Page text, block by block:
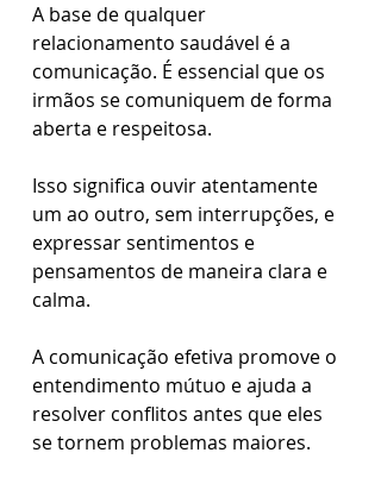
A base de qualquer
relacionamento saudável é a
comunicação. É essencial que os
irmãos se comuniquem de forma
aberta e respeitosa.
Isso significa ouvir atentamente
um ao outro, sem interrupções, e
expressar sentimentos e
pensamentos de maneira clara e
calma.
A comunicação efetiva promove o
entendimento mútuo e ajuda a
resolver conflitos antes que eles
se tornem problemas maiores.